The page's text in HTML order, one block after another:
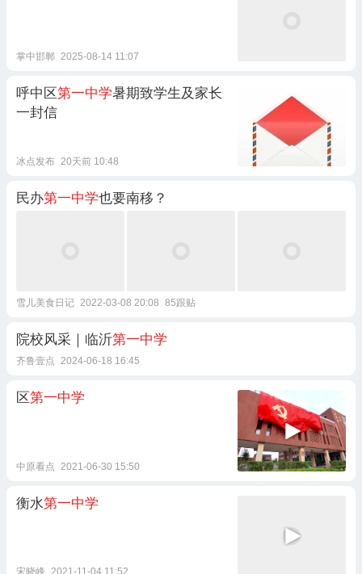
掌中邯郸 2025-08-14 11:07
呼中区第一中学暑期致学生及家长
一封信
冰点发布 20天前 10:48
民办第一中学也要南移？
雪儿美食日记 2022-03-08 20:08 85跟贴
院校风采｜临沂第一中学
齐鲁壹点 2024-06-18 16:45
区第一中学
中原看点 2021-06-30 15:50
衡水第一中学